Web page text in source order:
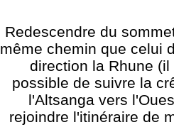
Redescendre du
même chemin que celui
direction la Rhune (il
possible de suivre la
l'Altsanga vers
rejoindre l'itinéraire de